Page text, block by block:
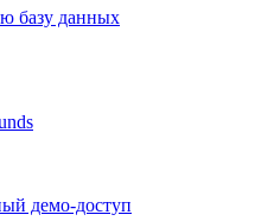
базу данных
демо-доступ